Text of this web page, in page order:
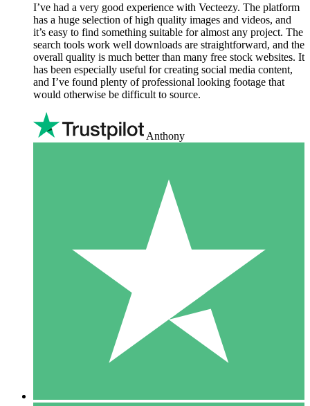
I’ve had a very good experience with Vecteezy. The platform
has a huge selection of high quality images and videos, and
it’s easy to find something suitable for almost any project. The
search tools work well downloads are straightforward, and the
overall quality is much better than many free stock websites. It
has been especially useful for creating social media content,
and I’ve found plenty of professional looking footage that
would otherwise be difficult to source.
Anthony